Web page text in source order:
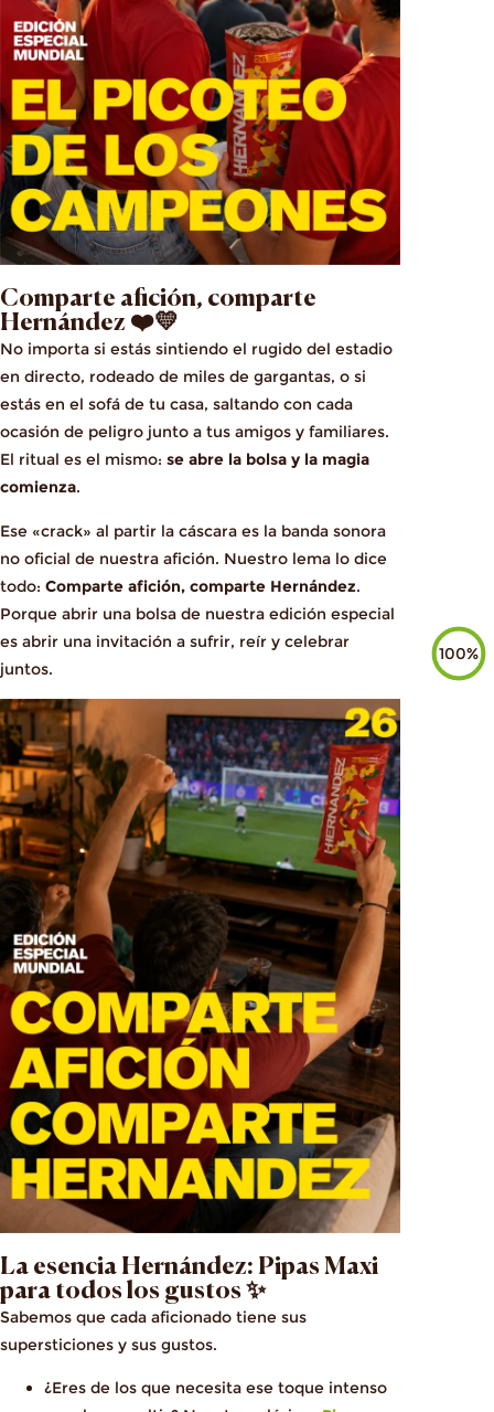
100%
Comparte afición, comparte
Hernández ❤️💛
No importa si estás sintiendo el rugido del estadio
en directo, rodeado de miles de gargantas, o si
estás en el sofá de tu casa, saltando con cada
ocasión de peligro junto a tus amigos y familiares.
El ritual es el mismo: se abre la bolsa y la magia
comienza.
Ese «crack» al partir la cáscara es la banda sonora
no oficial de nuestra afición. Nuestro lema lo dice
todo: Comparte afición, comparte Hernández.
Porque abrir una bolsa de nuestra edición especial
es abrir una invitación a sufrir, reír y celebrar
juntos.
La esencia Hernández: Pipas Maxi
para todos los gustos ✨
Sabemos que cada aficionado tiene sus
supersticiones y sus gustos.
¿Eres de los que necesita ese toque intenso